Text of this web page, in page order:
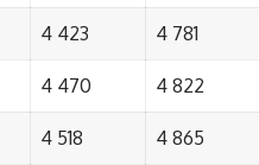
4 423 4 781
4 470 4 822
4 518 4 865